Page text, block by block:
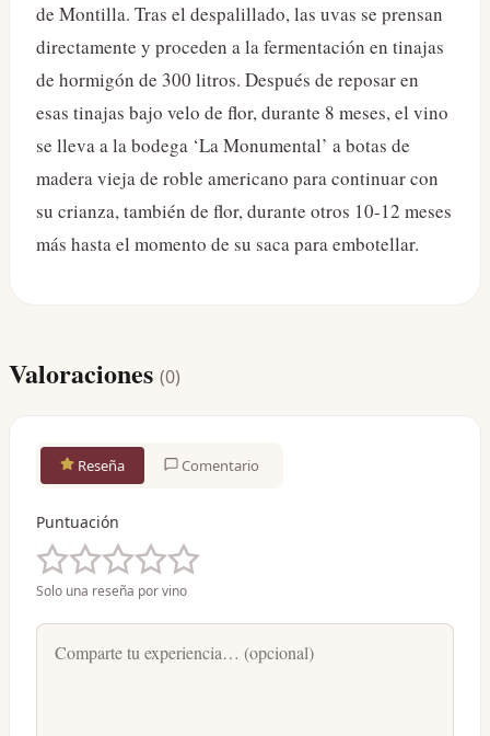
de Montilla. Tras el despalillado, las uvas se prensan
directamente y proceden a la fermentación en tinajas
de hormigón de 300 litros. Después de reposar en
esas tinajas bajo velo de flor, durante 8 meses, el vino
se lleva a la bodega ‘La Monumental’ a botas de
madera vieja de roble americano para continuar con
su crianza, también de flor, durante otros 10-12 meses
más hasta el momento de su saca para embotellar.
Valoraciones (0)
Reseña Comentario
Puntuación
Solo una reseña por vino